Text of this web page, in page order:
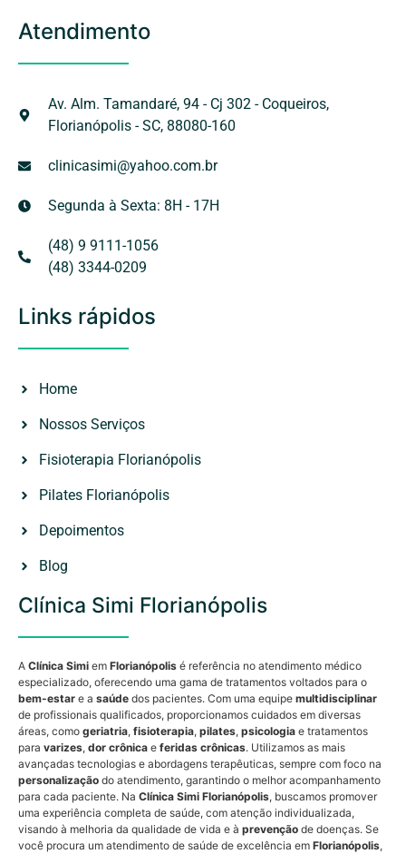
Atendimento
Av. Alm. Tamandaré, 94 - Cj 302 - Coqueiros,
Florianópolis - SC, 88080-160
clinicasimi@yahoo.com.br
Segunda à Sexta: 8H - 17H
(48) 9 9111-1056
(48) 3344-0209
Links rápidos
Home
Nossos Serviços
Fisioterapia Florianópolis
Pilates Florianópolis
Depoimentos
Blog
Clínica Simi Florianópolis
A Clínica Simi em Florianópolis é referência no atendimento médico
especializado, oferecendo uma gama de tratamentos voltados para o
bem-estar e a saúde dos pacientes. Com uma equipe multidisciplinar
de profissionais qualificados, proporcionamos cuidados em diversas
áreas, como geriatria, fisioterapia, pilates, psicologia e tratamentos
para varizes, dor crônica e feridas crônicas. Utilizamos as mais
avançadas tecnologias e abordagens terapêuticas, sempre com foco na
personalização do atendimento, garantindo o melhor acompanhamento
para cada paciente. Na Clínica Simi Florianópolis, buscamos promover
uma experiência completa de saúde, com atenção individualizada,
visando à melhoria da qualidade de vida e à prevenção de doenças. Se
você procura um atendimento de saúde de excelência em Florianópolis,